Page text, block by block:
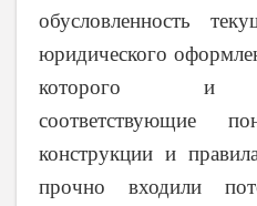
обусловленность
юридического
которого и
соответствующие
конструкции и
прочно входили